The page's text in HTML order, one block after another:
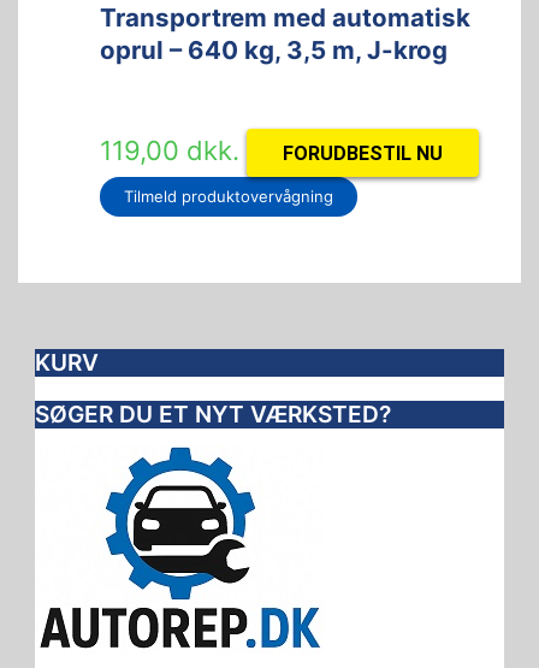
Transportrem med automatisk
oprul – 640 kg, 3,5 m, J-krog
119,00 dkk. FORUDBESTIL NU
Tilmeld produktovervågning
KURV
SØGER DU ET NYT VÆRKSTED?